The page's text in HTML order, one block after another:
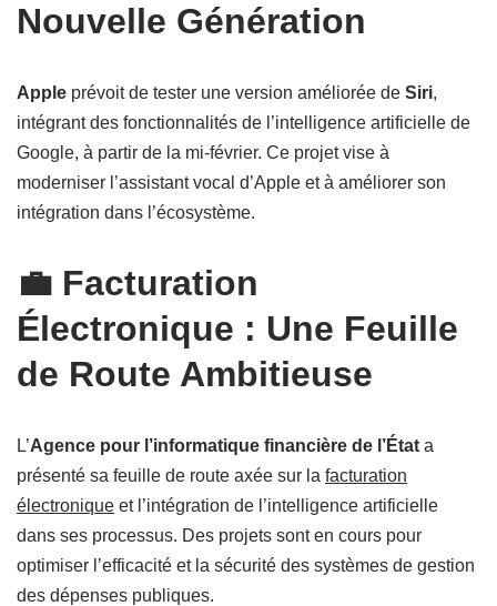
Nouvelle Génération
Apple prévoit de tester une version améliorée de Siri,
intégrant des fonctionnalités de l’intelligence artificielle de
Google, à partir de la mi-février. Ce projet vise à
moderniser l’assistant vocal d’Apple et à améliorer son
intégration dans l’écosystème.
💼 Facturation
Électronique : Une Feuille
de Route Ambitieuse
L’Agence pour l’informatique financière de l’État a
présenté sa feuille de route axée sur la facturation
électronique et l’intégration de l’intelligence artificielle
dans ses processus. Des projets sont en cours pour
optimiser l’efficacité et la sécurité des systèmes de gestion
des dépenses publiques.